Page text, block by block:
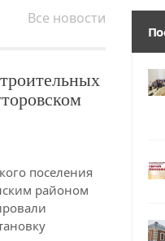
Все новости
поселения
районом